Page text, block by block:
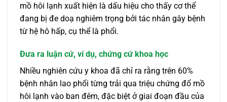
mồ hôi lạnh xuất hiện là dấu hiệu cho thấy cơ thể
đang bị đe doạ nghiêm trọng bởi tác nhân gây bệnh
từ hệ hô hấp, cụ thể là phổi.
Đưa ra luận cứ, ví dụ, chứng cứ khoa học
Nhiều nghiên cứu y khoa đã chỉ ra rằng trên 60%
bệnh nhân lao phổi từng trải qua triệu chứng đổ mồ
hôi lạnh vào ban đêm, đặc biệt ở giai đoạn đầu của